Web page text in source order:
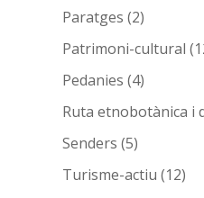
Paratges (2)
Patrimoni-cultural
Pedanies (4)
Ruta etnobotànica i
Senders (5)
Turisme-actiu (12)